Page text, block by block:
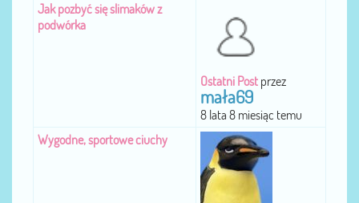
Jak pozbyć się slimaków z
podwórka
Ostatni Post przez
mała69
8 lata 8 miesiąc temu
Wygodne, sportowe ciuchy